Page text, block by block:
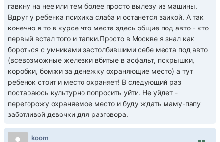
гавкну на нее или тем более просто вылезу из машины.
Вдруг у ребенка психика слаба и останется заикой. А так
конечно я то в курсе что места здесь общие под авто - кто
первый встал того и тапки.Просто в Москве я знал как
бороться с умниками застолбившими себе места под авто
(всевозможные железки вбитые в асфальт, покрышки,
коробки, бомжи за денежку охраняющие место) а тут
ребенок стоит и место охраняет! В следующий раз
постараюсь культурно попросить уйти. Не уйдет -
перегорожу охраняемое место и буду ждать маму-папу
заботливой девочки для разговора.
koom